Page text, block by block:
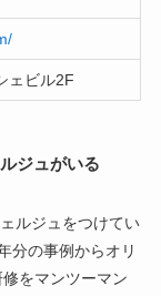
ェビル2F
ジュがいる
ルジュをつけてい
分の事例からオリ
をマンツーマン